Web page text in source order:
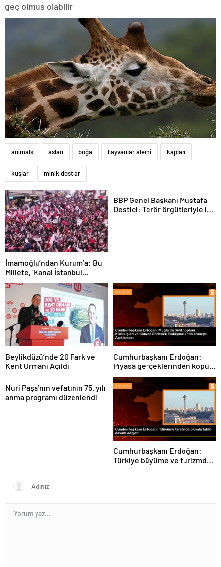
geç olmuş olabilir!
animals aslan boğa hayvanlar alemi kaplan
kuşlar minik dostlar
İmamoğlu’ndan Kurum’a: Bu
Millete, ‘Kanal İstanbul
Gündemimde Yok’ Demeyene
Kadar, Sana Bu Soruyu
Soracağım
BBP Genel Başkanı Mustafa
Destici: Terör örgütleriyle iş
Beylikdüzü’nde 20 Park ve
Kent Ormanı Açıldı
Cumhurbaşkanı Erdoğan:
Piyasa gerçeklerinden kopuk
fiyat artışlarına mücadele
edeceğiz
Nuri Paşa’nın vefatının 75. yılı
anma programı düzenlendi
Cumhurbaşkanı Erdoğan:
Türkiye büyüme ve turizmde
olumlu tabloyu sürdürüyor